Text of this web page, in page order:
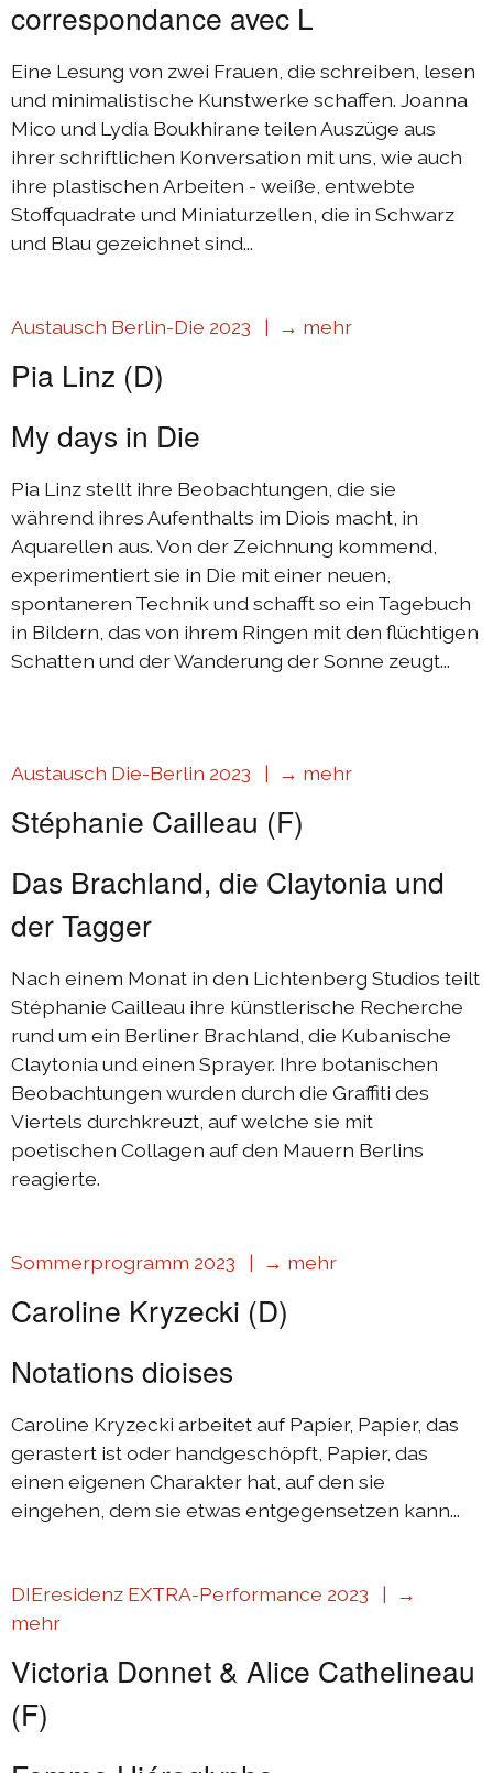
correspondance avec L
Eine Lesung von zwei Frauen, die schreiben, lesen
und minimalistische Kunstwerke schaffen. Joanna
Mico und Lydia Boukhirane teilen Auszüge aus
ihrer schriftlichen Konversation mit uns, wie auch
ihre plastischen Arbeiten - weiße, entwebte
Stoffquadrate und Miniaturzellen, die in Schwarz
und Blau gezeichnet sind...
Austausch Berlin-Die 2023 | → mehr
Pia Linz (D)
My days in Die
Pia Linz stellt ihre Beobachtungen, die sie
während ihres Aufenthalts im Diois macht, in
Aquarellen aus. Von der Zeichnung kommend,
experimentiert sie in Die mit einer neuen,
spontaneren Technik und schafft so ein Tagebuch
in Bildern, das von ihrem Ringen mit den flüchtigen
Schatten und der Wanderung der Sonne zeugt...
Austausch Die-Berlin 2023 | → mehr
Stéphanie Cailleau (F)
Das Brachland, die Claytonia und
der Tagger
Nach einem Monat in den Lichtenberg Studios teilt
Stéphanie Cailleau ihre künstlerische Recherche
rund um ein Berliner Brachland, die Kubanische
Claytonia und einen Sprayer. Ihre botanischen
Beobachtungen wurden durch die Graffiti des
Viertels durchkreuzt, auf welche sie mit
poetischen Collagen auf den Mauern Berlins
reagierte.
Sommerprogramm 2023 | → mehr
Caroline Kryzecki (D)
Notations dioises
Caroline Kryzecki arbeitet auf Papier, Papier, das
gerastert ist oder handgeschöpft, Papier, das
einen eigenen Charakter hat, auf den sie
eingehen, dem sie etwas entgegensetzen kann...
DIEresidenz EXTRA-Performance 2023 |
→
mehr
Victoria Donnet & Alice Cathelineau
(F)